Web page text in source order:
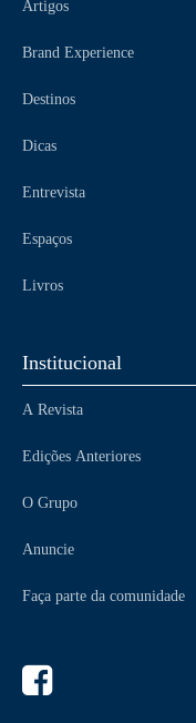
Artigos
Brand Experience
Destinos
Dicas
Entrevista
Espaços
Livros
Institucional
A Revista
Edições Anteriores
O Grupo
Anuncie
Faça parte da comunidade